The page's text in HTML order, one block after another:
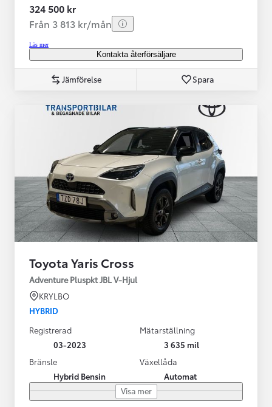
324 500 kr
Från 3 813 kr/mån
Läs mer
Kontakta återförsäljare
Jämförelse Spara
Toyota Yaris Cross
Adventure Pluspkt JBL V-Hjul
KRYLBO
HYBRID
Registrerad
03-2023
Mätarställning
3 635 mil
Bränsle
Hybrid Bensin
Växellåda
Automat
Visa mer